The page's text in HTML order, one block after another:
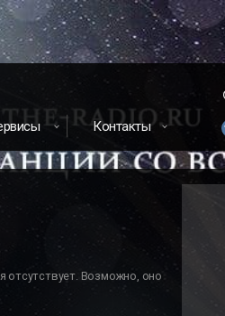
Контакты
отсутствует. Возможно, оно